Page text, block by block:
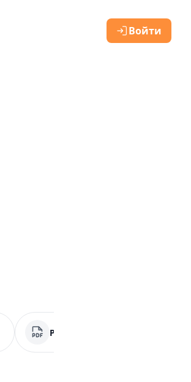
Войти
PDF